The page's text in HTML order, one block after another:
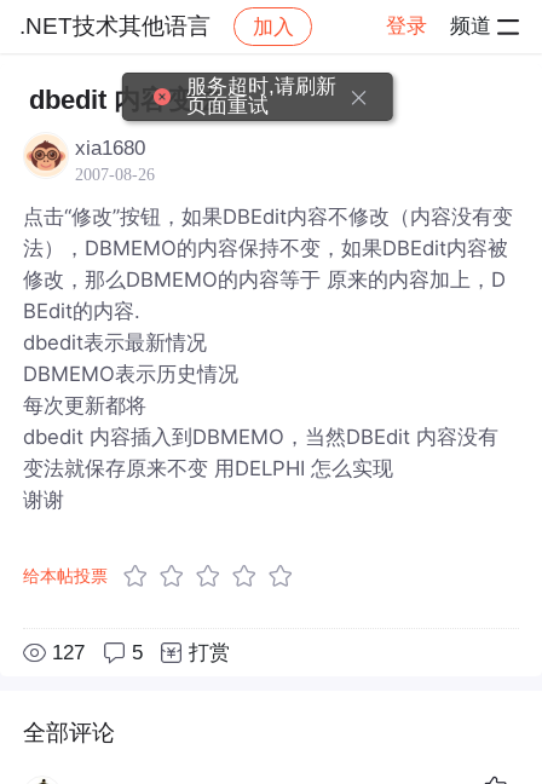
.NET技术其他语言 加入 登录 频道
社区 .NET技术其他语言 帖子详情
dbedit 内容变法
xia1680
2007-08-26
点击“修改”按钮，如果DBEdit内容不修改（内容没有变
法），DBMEMO的内容保持不变，如果DBEdit内容被
修改，那么DBMEMO的内容等于 原来的内容加上，D
BEdit的内容.
dbedit表示最新情况
DBMEMO表示历史情况
每次更新都将
dbedit 内容插入到DBMEMO，当然DBEdit 内容没有
变法就保存原来不变 用DELPHI 怎么实现
谢谢
给本帖投票
127 5 打赏
全部评论
服务超时,请刷新
页面重试